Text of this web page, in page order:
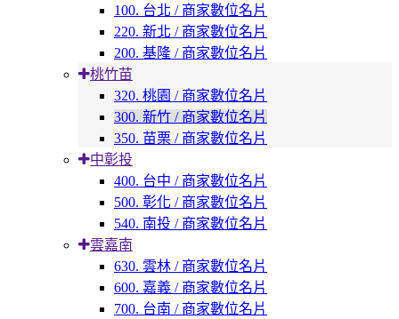
100. 台北 / 商家數位名片
220. 新北 / 商家數位名片
200. 基隆 / 商家數位名片
桃竹苗
320. 桃園 / 商家數位名片
300. 新竹 / 商家數位名片
350. 苗栗 / 商家數位名片
中彰投
400. 台中 / 商家數位名片
500. 彰化 / 商家數位名片
540. 南投 / 商家數位名片
雲嘉南
630. 雲林 / 商家數位名片
600. 嘉義 / 商家數位名片
700. 台南 / 商家數位名片